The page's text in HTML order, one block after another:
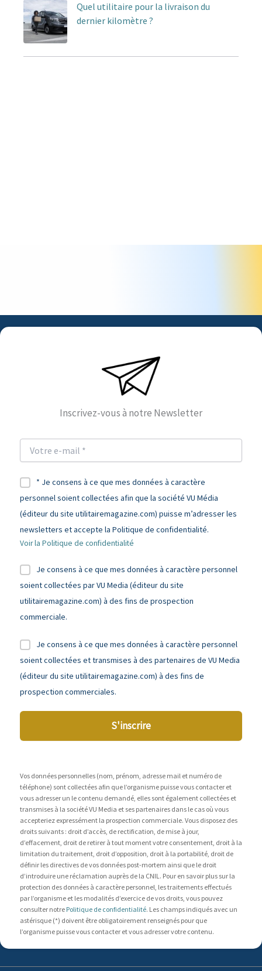
Quel utilitaire pour la livraison du
dernier kilomètre ?
Inscrivez-vous à notre Newsletter
* Je consens à ce que mes données à caractère
personnel soient collectées afin que la société VU Média
(éditeur du site utilitairemagazine.com) puisse m’adresser les
newsletters et accepte la Politique de confidentialité.
Voir la Politique de confidentialité
Je consens à ce que mes données à caractère personnel
soient collectées par VU Media (éditeur du site
utilitairemagazine.com) à des fins de prospection
commerciale.
Je consens à ce que mes données à caractère personnel
soient collectées et transmises à des partenaires de VU Media
(éditeur du site utilitairemagazine.com) à des fins de
prospection commerciales.
S'inscrire
Vos données personnelles (nom, prénom, adresse mail et numéro de
téléphone) sont collectées afin que l’organisme puisse vous contacter et
vous adresser un le contenu demandé, elles sont également collectées et
transmises à la société VU Media et ses partenaires dans le cas où vous
accepteriez expressément la prospection commerciale. Vous disposez des
droits suivants : droit d’accès, de rectification, de mise à jour,
d’effacement, droit de retirer à tout moment votre consentement, droit à la
limitation du traitement, droit d’opposition, droit à la portabilité, droit de
définir les directives de vos données post-mortem ainsi que le droit
d’introduire une réclamation auprès de la CNIL. Pour en savoir plus sur la
protection des données à caractère personnel, les traitements effectués
par l’organisme et les modalités d’exercice de vos droits, vous pouvez
consulter notre Politique de confidentialité. Les champs indiqués avec un
astérisque (*) doivent être obligatoirement renseignés pour que
l’organisme puisse vous contacter et vous adresser votre contenu.